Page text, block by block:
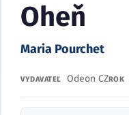
Oheň
Maria Pourchet
VYDAVATEĽ Odeon CZROK